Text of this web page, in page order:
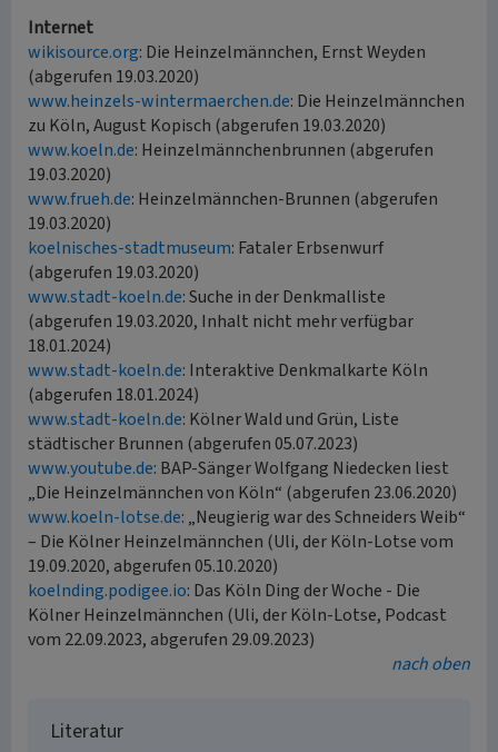
Internet
wikisource.org: Die Heinzelmännchen, Ernst Weyden
(abgerufen 19.03.2020)
www.heinzels-wintermaerchen.de: Die Heinzelmännchen
zu Köln, August Kopisch (abgerufen 19.03.2020)
www.koeln.de: Heinzelmännchenbrunnen (abgerufen
19.03.2020)
www.frueh.de: Heinzelmännchen-Brunnen (abgerufen
19.03.2020)
koelnisches-stadtmuseum: Fataler Erbsenwurf
(abgerufen 19.03.2020)
www.stadt-koeln.de: Suche in der Denkmalliste
(abgerufen 19.03.2020, Inhalt nicht mehr verfügbar
18.01.2024)
www.stadt-koeln.de: Interaktive Denkmalkarte Köln
(abgerufen 18.01.2024)
www.stadt-koeln.de: Kölner Wald und Grün, Liste
städtischer Brunnen (abgerufen 05.07.2023)
www.youtube.de: BAP-Sänger Wolfgang Niedecken liest
„Die Heinzelmännchen von Köln“ (abgerufen 23.06.2020)
www.koeln-lotse.de: „Neugierig war des Schneiders Weib“
– Die Kölner Heinzelmännchen (Uli, der Köln-Lotse vom
19.09.2020, abgerufen 05.10.2020)
koelnding.podigee.io: Das Köln Ding der Woche - Die
Kölner Heinzelmännchen (Uli, der Köln-Lotse, Podcast
vom 22.09.2023, abgerufen 29.09.2023)
nach oben
Literatur